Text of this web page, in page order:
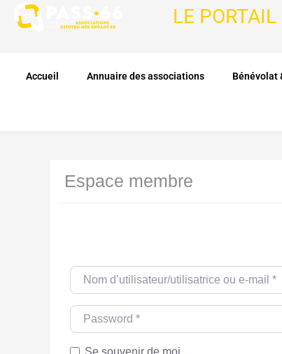
LE PORTAIL
Accueil Annuaire des associations Bénévolat
Espace membre
Nom d’utilisateur/utilisatrice ou e-mail
Password
Se souvenir de moi